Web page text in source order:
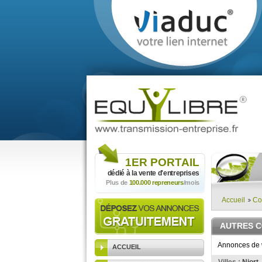
1ER PORTAIL
dédié à la vente d'entreprises
Plus de 100.000 repreneurs/mois
ACCUEIL
Accueil
AUTRES
Annonces de